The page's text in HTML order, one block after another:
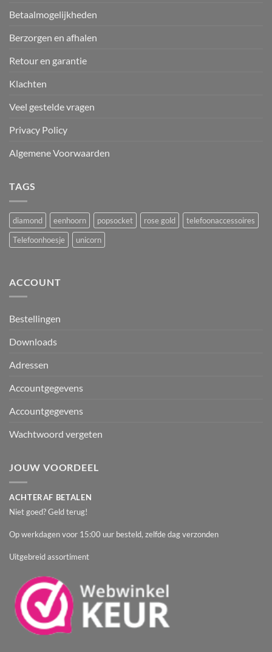
Betaalmogelijkheden
Berzorgen en afhalen
Retour en garantie
Klachten
Veel gestelde vragen
Privacy Policy
Algemene Voorwaarden
TAGS
diamond eenhoorn popsocket rose gold
telefoonaccessoires
Telefoonhoesje
unicorn
ACCOUNT
Bestellingen
Downloads
Adressen
Accountgegevens
Accountgegevens
Wachtwoord vergeten
JOUW VOORDEEL
ACHTERAF BETALEN
Niet goed? Geld terug!
Op werkdagen voor 15:00 uur besteld, zelfde dag verzonden
Uitgebreid assortiment